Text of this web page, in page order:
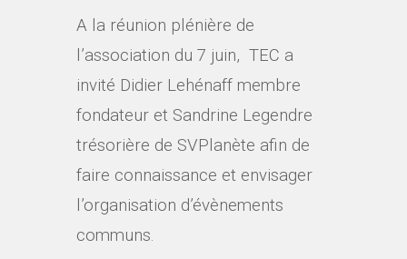
A la réunion plénière de
l’association du 7 juin, TEC a
invité Didier Lehénaff membre
fondateur et Sandrine Legendre
trésorière de SVPlanète afin de
faire connaissance et envisager
l’organisation d’évènements
communs.